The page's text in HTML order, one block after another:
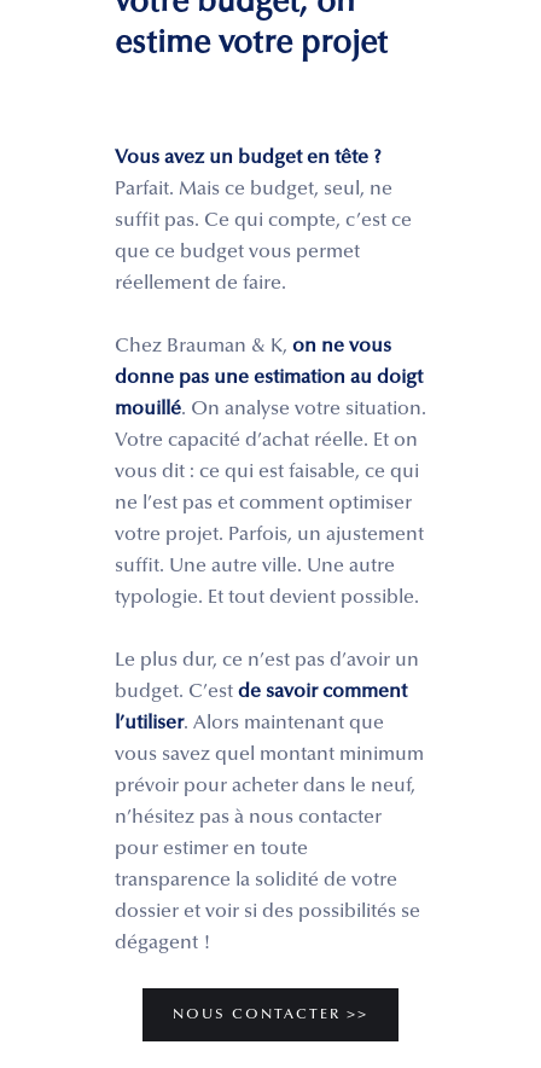
estime votre projet
Vous avez un budget en tête ?
Parfait. Mais ce budget, seul, ne
suffit pas. Ce qui compte, c’est ce
que ce budget vous permet
réellement de faire.
Chez Brauman & K, on ne vous
donne pas une estimation au doigt
mouillé. On analyse votre situation.
Votre capacité d’achat réelle. Et on
vous dit : ce qui est faisable, ce qui
ne l’est pas et comment optimiser
votre projet. Parfois, un ajustement
suffit. Une autre ville. Une autre
typologie. Et tout devient possible.
Le plus dur, ce n’est pas d’avoir un
budget. C’est de savoir comment
l’utiliser. Alors maintenant que
vous savez quel montant minimum
prévoir pour acheter dans le neuf,
n’hésitez pas à nous contacter
pour estimer en toute
transparence la solidité de votre
dossier et voir si des possibilités se
dégagent !
NOUS CONTACTER >>